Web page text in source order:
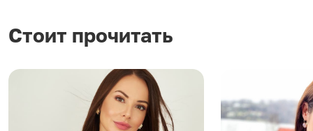
Стоит прочитать